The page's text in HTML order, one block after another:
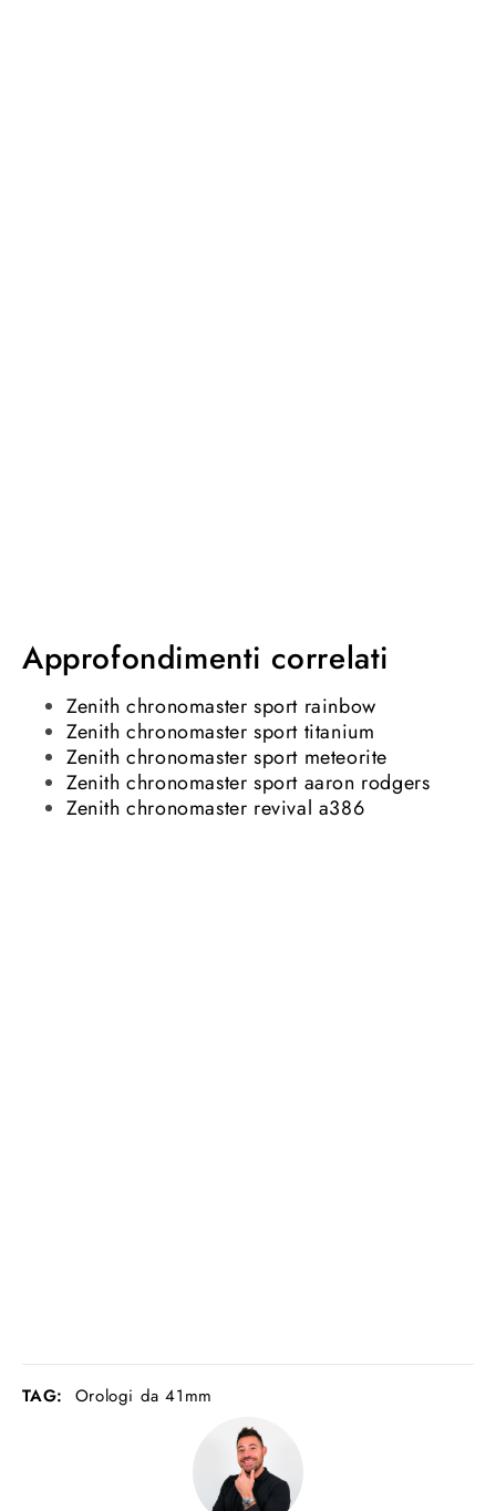
Approfondimenti correlati
Zenith chronomaster sport rainbow
Zenith chronomaster sport titanium
Zenith chronomaster sport meteorite
Zenith chronomaster sport aaron rodgers
Zenith chronomaster revival a386
TAG: Orologi da 41mm